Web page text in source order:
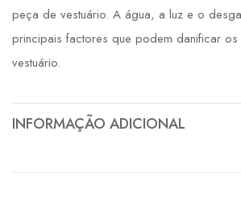
peça de vestuário. A água, a luz e o
principais factores que podem danificar os
vestuário.
INFORMAÇÃO ADICIONAL